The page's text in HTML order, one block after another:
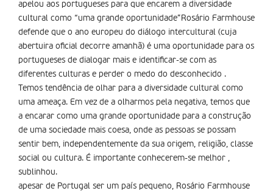
apelou aos portugueses para que encarem a diversidade
cultural como “uma grande oportunidade”Rosário Farmhouse
defende que o ano europeu do diálogo intercultural (cuja
abertuira oficial decorre amanhã) é uma oportunidade para os
portugueses de dialogar mais e identificar-se com as
diferentes culturas e perder o medo do desconhecido .
Temos tendência de olhar para a diversidade cultural como
uma ameaça. Em vez de a olharmos pela negativa, temos que
a encarar como uma grande oportunidade para a construção
de uma sociedade mais coesa, onde as pessoas se possam
sentir bem, independentemente da sua origem, religião, classe
social ou cultura. É importante conhecerem-se melhor ,
sublinhou.
apesar de Portugal ser um país pequeno, Rosário Farmhouse